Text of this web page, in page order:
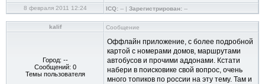
8 февраля 2011 12:24 ICQ: -- | Зарегистрирован: --
kalif Сообщение
Город: --
Сообщений: 0
Темы пользователя
Оффлайн приложение, с более подробной
картой с номерами домов, маршрутами
автобусов и прочими аддонами. Кстати
набери в поисковике свой вопрос, очень
много топиков по россии на эту тему. Там и